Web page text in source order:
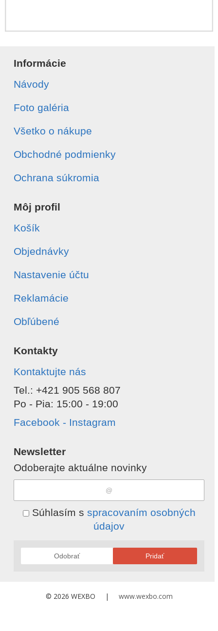
Informácie
Návody
Foto galéria
Všetko o nákupe
Obchodné podmienky
Ochrana súkromia
Môj profil
Košík
Objednávky
Nastavenie účtu
Reklamácie
Obľúbené
Kontakty
Kontaktujte nás
Tel.: +421 905 568 807
Po - Pia: 15:00 - 19:00
Facebook - Instagram
Newsletter
Odoberajte aktuálne novinky
Súhlasím s spracovaním osobných
údajov
Odobrať Pridať
© 2026 WEXBO | www.wexbo.com